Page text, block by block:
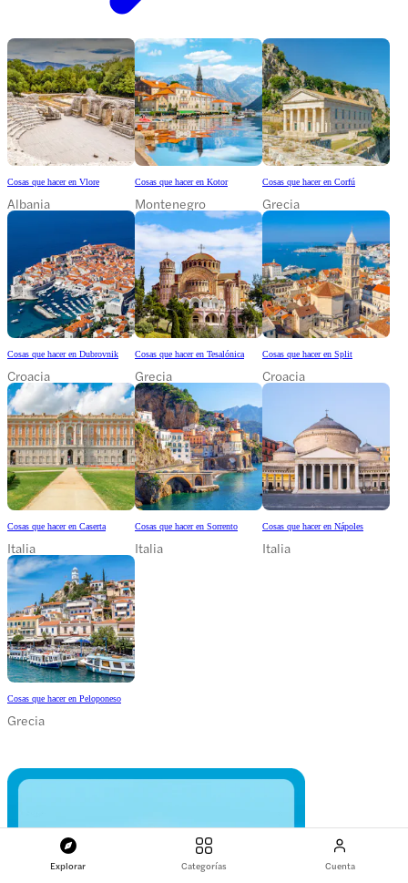
Explorar Categorías Cuenta
Cosas que hacer en Vlore
Albania
Cosas que hacer en Kotor
Montenegro
Cosas que hacer en Corfú
Grecia
Cosas que hacer en Dubrovnik
Croacia
Cosas que hacer en Tesalónica
Grecia
Cosas que hacer en Split
Croacia
Cosas que hacer en Caserta
Italia
Cosas que hacer en Sorrento
Italia
Cosas que hacer en Nápoles
Italia
Cosas que hacer en Peloponeso
Grecia